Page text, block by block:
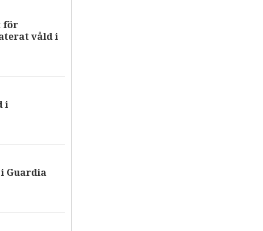
för
våld i
i
Guardia